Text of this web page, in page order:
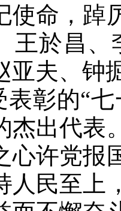
使命，踔
王於昌、
亚夫、钟
表彰的“
杰出代表
心许党报
人民至上